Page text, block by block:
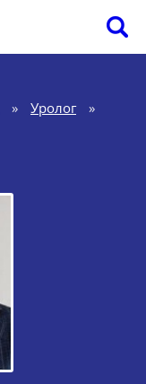
» Уролог
»